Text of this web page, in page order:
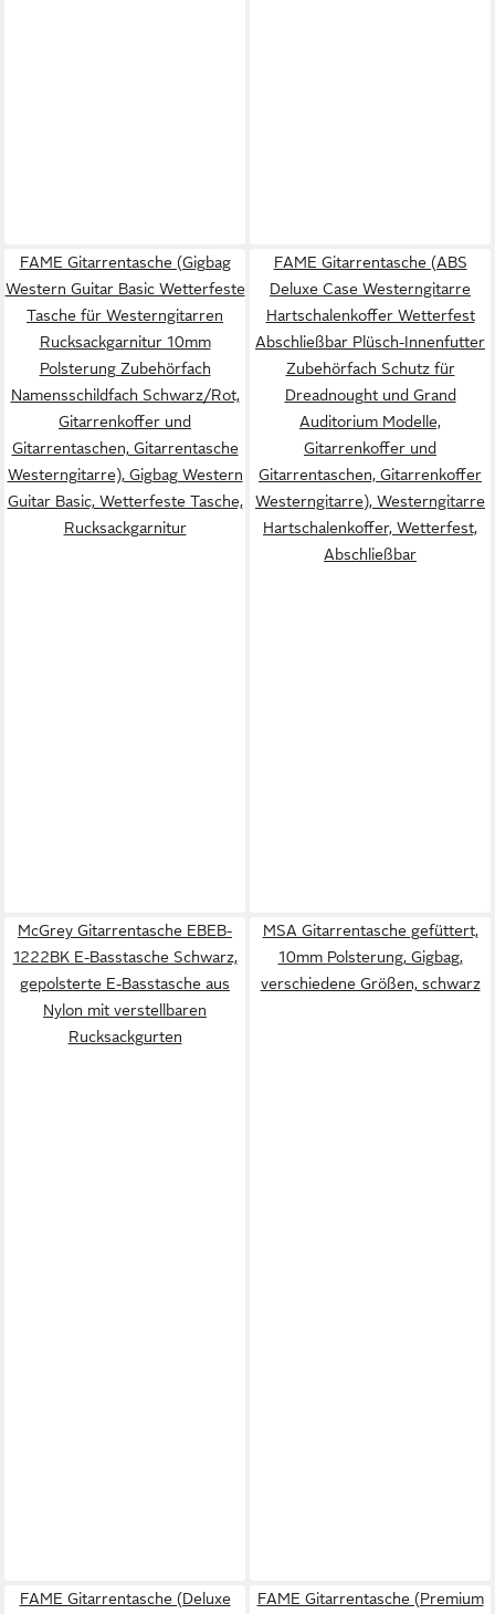
FAME Gitarrentasche (Gigbag
Western Guitar Basic Wetterfeste
Tasche für Westerngitarren
Rucksackgarnitur 10mm
Polsterung Zubehörfach
Namensschildfach Schwarz/Rot,
Gitarrenkoffer und
Gitarrentaschen, Gitarrentasche
Westerngitarre), Gigbag Western
Guitar Basic, Wetterfeste Tasche,
Rucksackgarnitur
FAME Gitarrentasche (ABS
Deluxe Case Westerngitarre
Hartschalenkoffer Wetterfest
Abschließbar Plüsch-Innenfutter
Zubehörfach Schutz für
Dreadnought und Grand
Auditorium Modelle,
Gitarrenkoffer und
Gitarrentaschen, Gitarrenkoffer
Westerngitarre), Westerngitarre
Hartschalenkoffer, Wetterfest,
Abschließbar
McGrey Gitarrentasche EBEB-
1222BK E-Basstasche Schwarz,
gepolsterte E-Basstasche aus
Nylon mit verstellbaren
Rucksackgurten
MSA Gitarrentasche gefüttert,
10mm Polsterung, Gigbag,
verschiedene Größen, schwarz
FAME Gitarrentasche (Deluxe
FAME Gitarrentasche (Premium